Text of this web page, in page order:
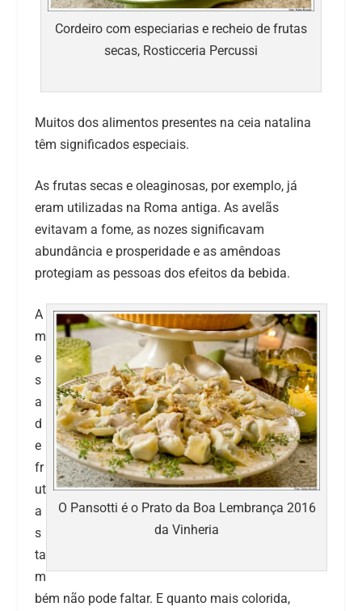
Cordeiro com especiarias e recheio de frutas
secas, Rosticceria Percussi
Muitos dos alimentos presentes na ceia natalina
têm significados especiais.
As frutas secas e oleaginosas, por exemplo, já
eram utilizadas na Roma antiga. As avelãs
evitavam a fome, as nozes significavam
abundância e prosperidade e as amêndoas
protegiam as pessoas dos efeitos da bebida.
O Pansotti é o Prato da Boa Lembrança 2016
da Vinheria
A
m
e
s
a
d
e
fr
ut
a
s
ta
m
bém não pode faltar. E quanto mais colorida,